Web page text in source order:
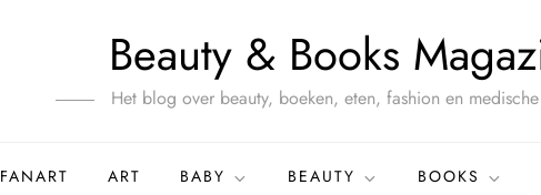
Beauty & Books
Het blog over beauty, boeken, eten, fashion en
FANART ART BABY BEAUTY BOOKS